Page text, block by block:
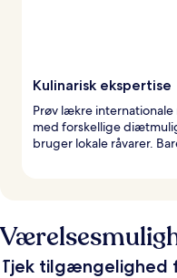
Kulinarisk ekspertise
Prøv lækre
med forskellige
bruger lokale råvarer.
Tjek tilgængelighed